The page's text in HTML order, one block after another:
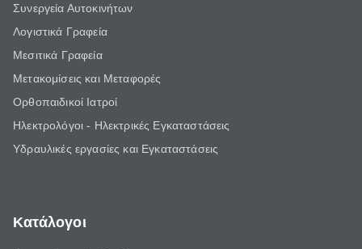
Συνεργεία Αυτοκινήτων
Λογιστικά Γραφεία
Μεσιτικά Γραφεία
Μετακομίσεις και Μεταφορές
Ορθοπαιδικοί Ιατροί
Ηλεκτρολόγοι - Ηλεκτρικές Εγκαταστάσεις
Υδραυλικές εργασίες και Εγκαταστάσεις
Κατάλογοι